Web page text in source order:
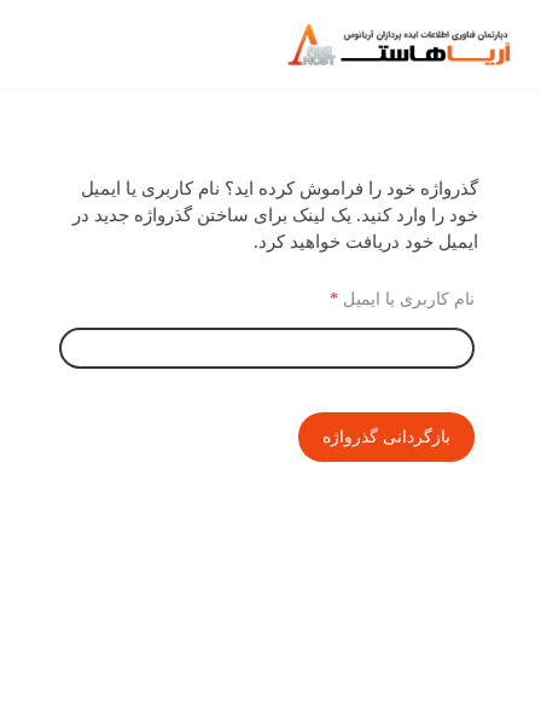
گذرواژه خود را فراموش کرده اید؟ نام کاربری یا ایمیل
خود را وارد کنید. یک لینک برای ساختن گذرواژه جدید در
ایمیل خود دریافت خواهید کرد.
نام کاربری یا ایمیل*
بازگردانی گذرواژه